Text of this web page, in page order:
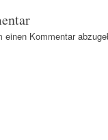
einen Kommentar